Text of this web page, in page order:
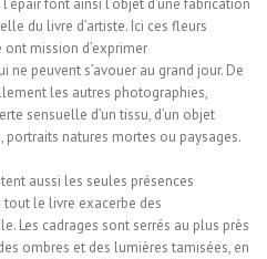
font ainsi l’objet d’une fabrication
du livre d’artiste. Ici ces fleurs
mission d’exprimer
peuvent s’avouer au grand jour. De
les autres photographies,
sensuelle d’un tissu, d’un objet
portraits natures mortes ou paysages.
aussi les seules présences
le livre exacerbe des
Les cadrages sont serrés au plus près
ombres et des lumières tamisées, en